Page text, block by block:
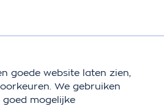
Vergoedingen Medicinale
goede website laten zien,
We gebruiken
mogelijke